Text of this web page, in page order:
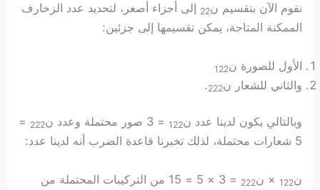
نقوم الآن بتقسيم ن22 إلى أجزاء أصغر، لتحديد عدد الزخارف
الممكنة المتاحة، يمكن تقسيمها إلى جزئين:
الأول للصورة ن122
والثاني للشعار ن222
.
وبالتالي يكون لدينا عدد ن122 = 3 صور محتملة وعدد ن 222
=
5 شعارات محتملة، لذلك تخبرنا قاعدة الضرب أنه لدينا عدد:
ن122 × ن222
= 3 × 5 = 15 من التركيبات المحتملة من